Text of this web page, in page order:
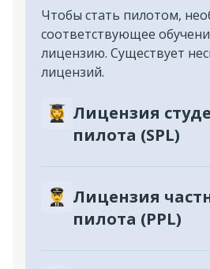
Чтобы стать пилотом,
соответствующее
лицензию. Существует
лицензий.
Лицензия
пилота (SPL)
Лицензия
пилота (PPL)